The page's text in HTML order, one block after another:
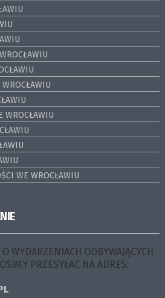
WROCŁAWIU
WE WROCŁAWIU
WYDARZENIACH ODBYWAJĄCYCH
PRZESYŁAĆ NA ADRES: